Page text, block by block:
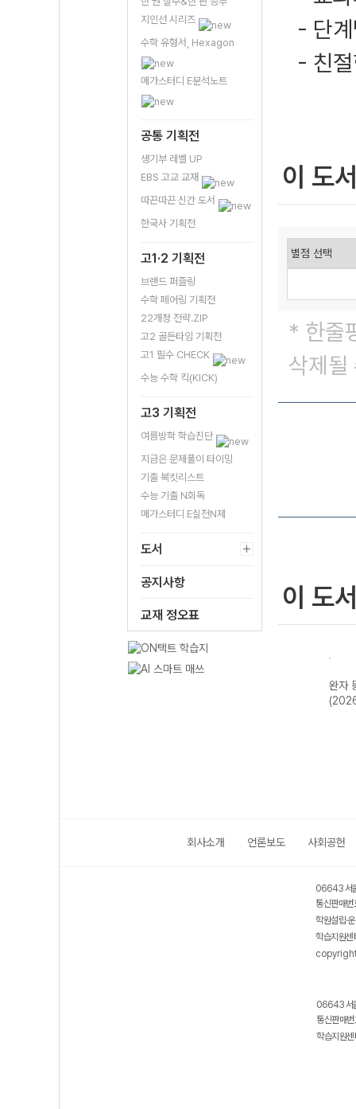
지인선 시리즈
수학 유형서, Hexagon
메가스터디 E분석노트
공통 기획전
생기부 레벨 UP
EBS 고교 교재
따끈따끈 신간 도서
한국사 기획전
고1·2 기획전
브랜드 퍼즐링
수학 페어링 기획전
22개정 전략.ZIP
고2 골든타임 기획전
고1 필수 CHECK
수능 수학 킥(KICK)
고3 기획전
여름방학 학습진단
지금은 문제풀이 타이밍
기출 북킷리스트
수능 기출 N회독
메가스터디 E실전N제
도서
공지사항
교재 정오표
- 단
- 친
이 도
* 한줄
삭제될
이 도
완자
회사소개 언론보도 사회공헌
06643 서
통신판매
학원설립·
학습지원
06643 서
통신판매
학습지원